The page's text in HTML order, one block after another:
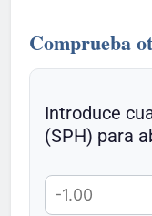
Comprueba
Introduce
(SPH) para